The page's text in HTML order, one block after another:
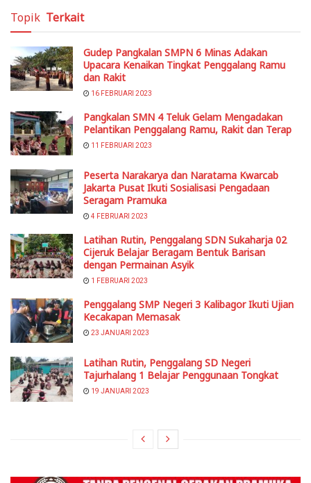
Topik Terkait
Gudep Pangkalan SMPN 6 Minas Adakan
Upacara Kenaikan Tingkat Penggalang Ramu
dan Rakit
16 FEBRUARI 2023
Pangkalan SMN 4 Teluk Gelam Mengadakan
Pelantikan Penggalang Ramu, Rakit dan Terap
11 FEBRUARI 2023
Peserta Narakarya dan Naratama Kwarcab
Jakarta Pusat Ikuti Sosialisasi Pengadaan
Seragam Pramuka
4 FEBRUARI 2023
Latihan Rutin, Penggalang SDN Sukaharja 02
Cijeruk Belajar Beragam Bentuk Barisan
dengan Permainan Asyik
1 FEBRUARI 2023
Penggalang SMP Negeri 3 Kalibagor Ikuti Ujian
Kecakapan Memasak
23 JANUARI 2023
Latihan Rutin, Penggalang SD Negeri
Tajurhalang 1 Belajar Penggunaan Tongkat
19 JANUARI 2023